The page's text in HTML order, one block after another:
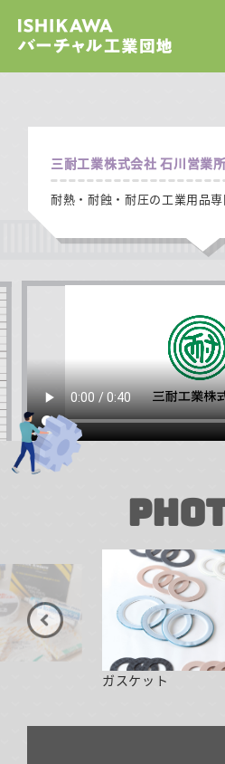
三耐工業株式会社 石川営業所
耐熱・耐蝕・耐圧の工業用品
ガスケット